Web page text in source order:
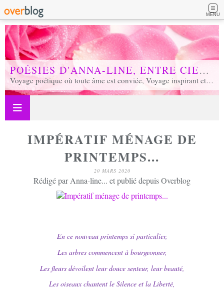
MENU
POÉSIES D'ANNA-LINE, ENTRE CIEL ET TERRE...
Voyage poétique où toute âme est conviée, Voyage inspirant et inspiré, Voyage en soi et d'unité, Voyage au coeur de notre réalité...
IMPÉRATIF MÉNAGE DE
PRINTEMPS...
20 MARS 2020
Rédigé par Anna-line... et publié depuis Overblog
En ce nouveau printemps si particulier,
Les arbres commencent à bourgeonner,
Les fleurs dévoilent leur douce senteur, leur beauté,
Les oiseaux chantent le Silence et la Liberté,